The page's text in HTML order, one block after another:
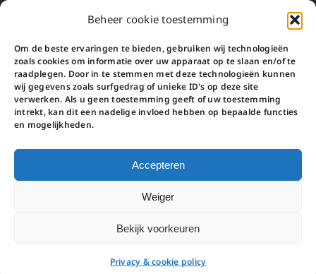
Beheer cookie toestemming
Om de beste ervaringen te bieden, gebruiken wij technologieën
zoals cookies om informatie over uw apparaat op te slaan en/of te
raadplegen. Door in te stemmen met deze technologieën kunnen
wij gegevens zoals surfgedrag of unieke ID's op deze site
verwerken. Als u geen toestemming geeft of uw toestemming
intrekt, kan dit een nadelige invloed hebben op bepaalde functies
en mogelijkheden.
Accepteren
Weiger
Bekijk voorkeuren
Privacy & cookie policy
O2 werd Involved
Involved is de nieuwe naam van O2.
We werken voor ondernemingen en overheid.
Copyright 2025 | privacy & cookie policy
verkoopsvoorwaarden